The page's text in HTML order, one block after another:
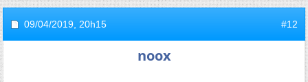
09/04/2019, 20h15 #12
noox